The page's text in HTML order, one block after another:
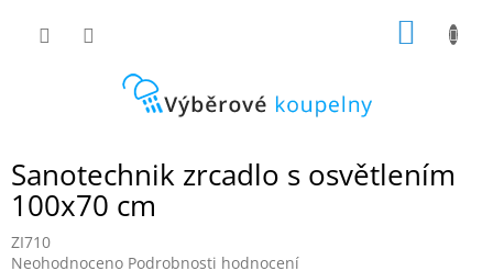
Sanotechnik zrcadlo s osvětlením
100x70 cm
ZI710
Průměrné
Neohodnoceno Podrobnosti hodnocení